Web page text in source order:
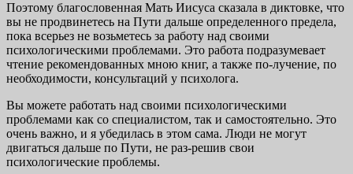
Поэтому благословенная Мать Иисуса сказала в диктовке, что
вы не продвинетесь на Пути дальше определенного предела,
пока всерьез не возьметесь за работу над своими
психологическими проблемами. Это работа подразумевает
чтение рекомендованных мною книг, а также по-лучение, по
необходимости, консультаций у психолога.
Вы можете работать над своими психологическими
проблемами как со специалистом, так и самостоятельно. Это
очень важно, и я убедилась в этом сама. Люди не могут
двигаться дальше по Пути, не раз-решив свои
психологические проблемы.